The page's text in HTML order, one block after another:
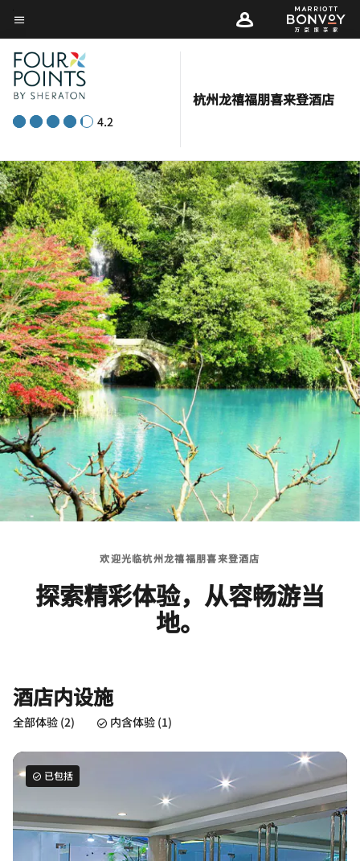
Skip
to
main
content
菜单文本
4.2
杭州龙禧福朋喜来登酒店
欢迎光临杭州龙禧福朋喜来登酒店
探索精彩体验，从容畅游当
地。
酒店内设施
全部体验 (2) 内含体验 (1)
已包括